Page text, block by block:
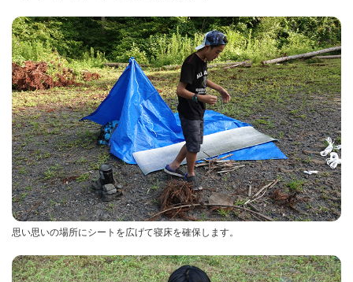
思い思いの場所にシートを広げて寝床を確保します。